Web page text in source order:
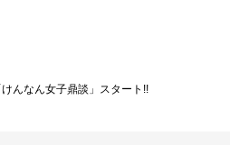
んなん女子鼎談」スタート!!